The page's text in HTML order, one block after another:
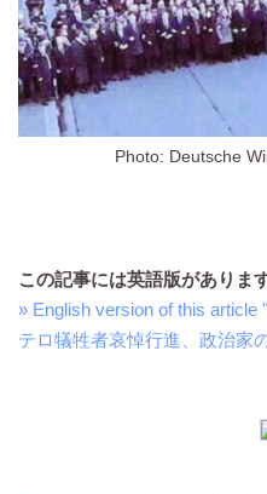
Photo: Deutsche
この記事には英語版がありま
» English version of this article
テロ犠牲者哀悼行進、政治家